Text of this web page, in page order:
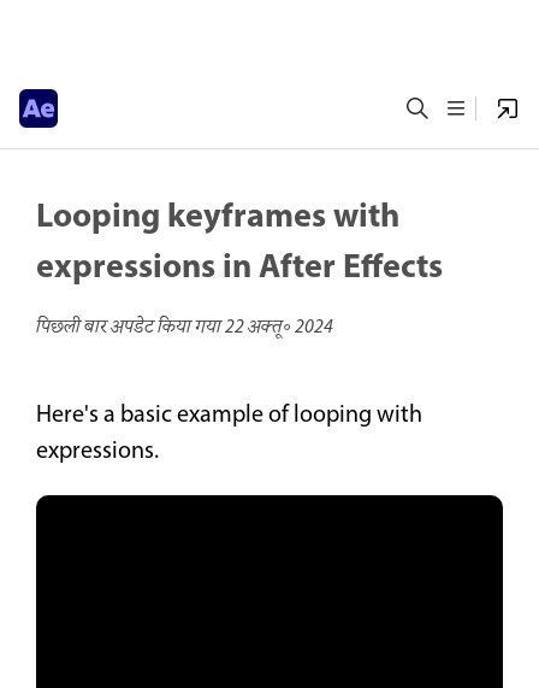
Looping keyframes with
expressions in After Effects
पिछली बार अपडेट किया गया22 अक्तू॰ 2024
Here's a basic example of looping with
expressions.